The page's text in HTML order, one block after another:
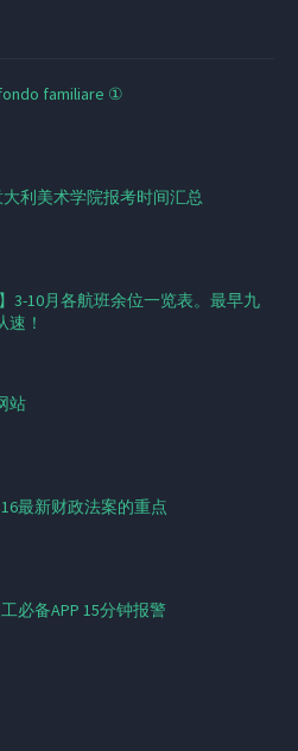
familiare ①
大利美术学院报考时间汇总
3-10月各航班余位一览表。最早九
速！
站
最新财政法案的重点
必备APP 15分钟报警